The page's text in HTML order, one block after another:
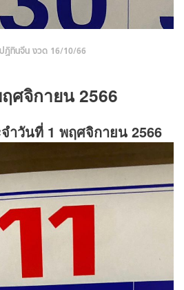
ปฏิทินจีน งวด 16/10/66
ศจิกายน 2566
าวันที่ 1 พฤศจิกายน 2566